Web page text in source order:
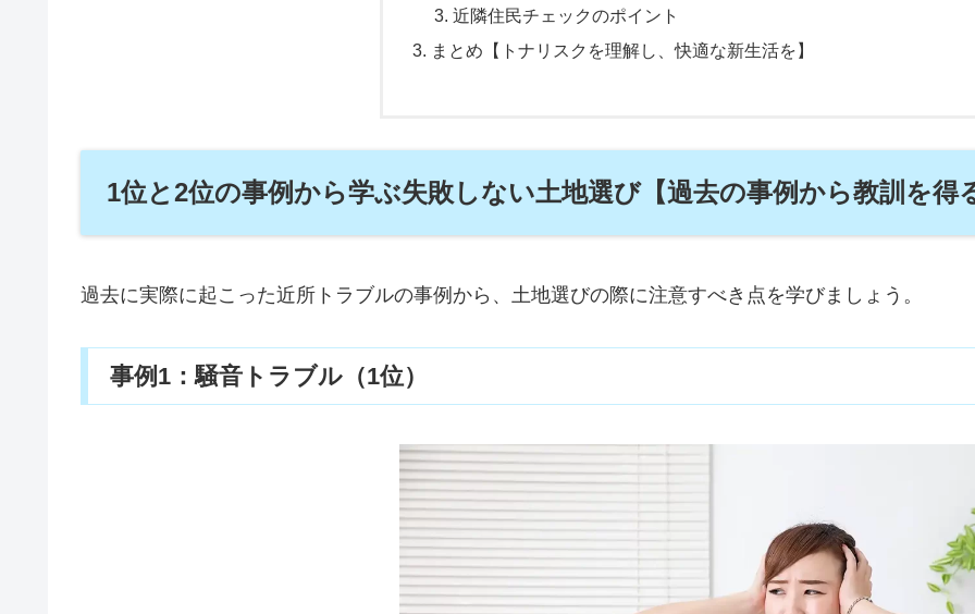
近隣住民チェックのポイント
まとめ【トナリスクを理解し、快適な新生活を】
1位と2位の事例から学ぶ失敗しない土地選び【過去の事例から教訓を得
過去に実際に起こった近所トラブルの事例から、土地選びの際に注意すべき点を学びましょう。
事例1：騒音トラブル（1位）